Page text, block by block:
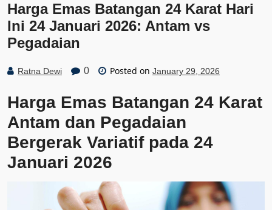
Harga Emas Batangan 24 Karat Hari
Ini 24 Januari 2026: Antam vs
Pegadaian
Ratna Dewi 0 Posted on January 29, 2026
Harga Emas Batangan 24 Karat
Antam dan Pegadaian
Bergerak Variatif pada 24
Januari 2026